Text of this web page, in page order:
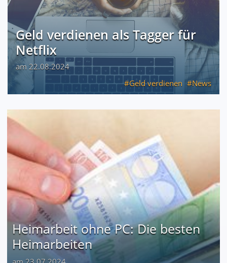
Geld verdienen als Tagger für
Netflix
am 22.08.2024
Geld verdienen
News
Heimarbeit ohne PC: Die besten
Heimarbeiten